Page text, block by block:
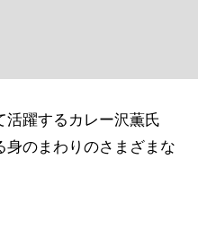
活躍するカレー沢薫氏
身のまわりのさまざまな